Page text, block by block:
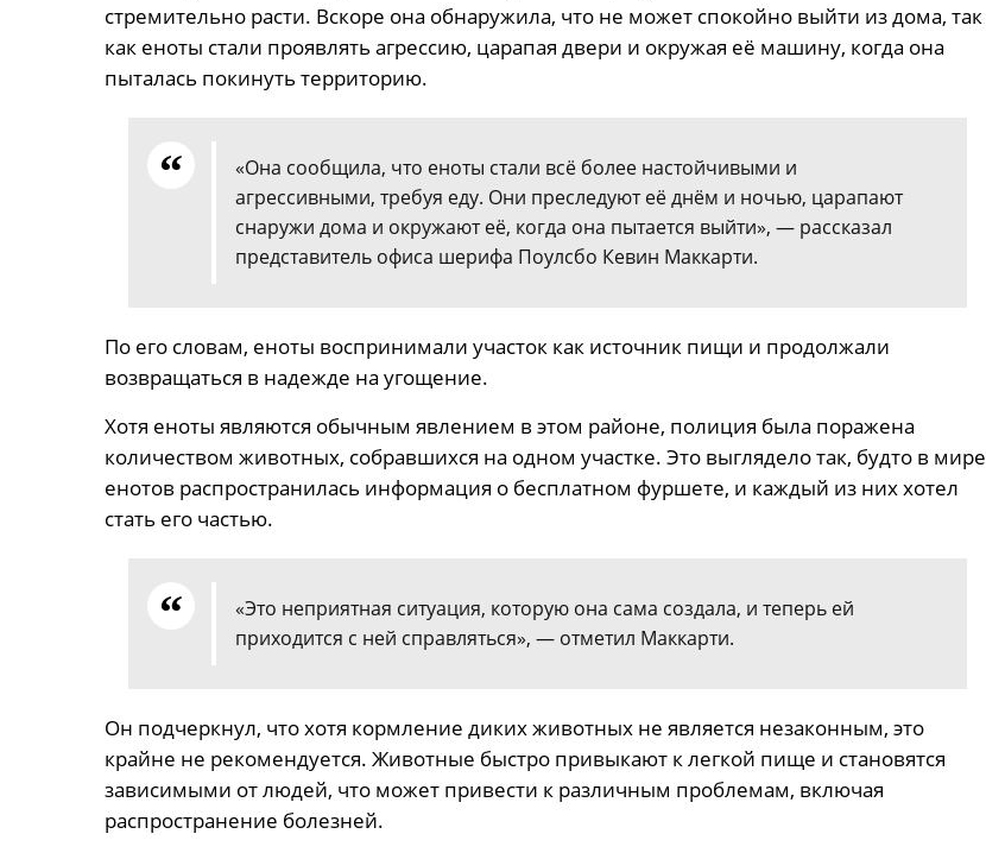
стремительно расти. Вскоре она обнаружила, что не может спокойно выйти из дома, так
как еноты стали проявлять агрессию, царапая двери и окружая её машину, когда она
пыталась покинуть территорию.
«Она сообщила, что еноты стали всё более настойчивыми и
агрессивными, требуя еду. Они преследуют её днём и ночью, царапают
снаружи дома и окружают её, когда она пытается выйти», — рассказал
представитель офиса шерифа Поулсбо Кевин Маккарти.
По его словам, еноты воспринимали участок как источник пищи и продолжали
возвращаться в надежде на угощение.
Хотя еноты являются обычным явлением в этом районе, полиция была поражена
количеством животных, собравшихся на одном участке. Это выглядело так, будто в мире
енотов распространилась информация о бесплатном фуршете, и каждый из них хотел
стать его частью.
«Это неприятная ситуация, которую она сама создала, и теперь ей
приходится с ней справляться», — отметил Маккарти.
Он подчеркнул, что хотя кормление диких животных не является незаконным, это
крайне не рекомендуется. Животные быстро привыкают к легкой пище и становятся
зависимыми от людей, что может привести к различным проблемам, включая
распространение болезней.